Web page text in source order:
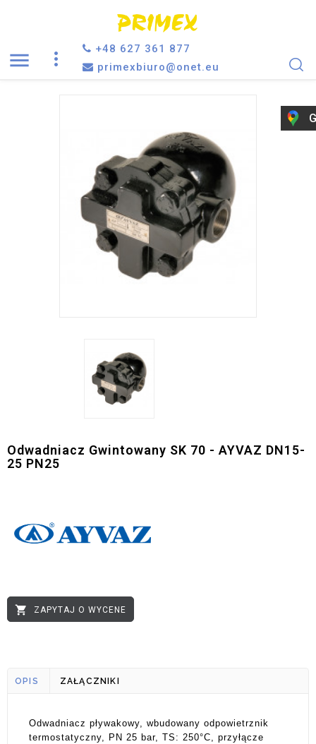

+48 627 361 877
primexbiuro@onet.eu
Odwadniacz Gwintowany SK 70 - AYVAZ DN15-
25 PN25
 ZAPYTAJ O WYCENE
OPIS ZAŁĄCZNIKI
Odwadniacz pływakowy, wbudowany odpowietrznik
termostatyczny, PN 25 bar, TS: 250°C, przyłącze